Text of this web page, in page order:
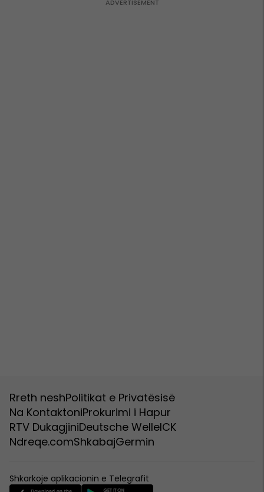
Rreth neshPolitikat e Privatësisë
Na KontaktoniProkurimi i Hapur
RTV DukagjiniDeutsche WelleICK
Ndreqe.comShkabajGermin
Shkarkoje aplikacionin e Telegrafit